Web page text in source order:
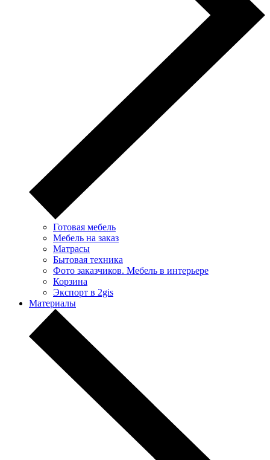
Готовая мебель
Мебель на заказ
Матрасы
Бытовая техника
Фото заказчиков. Мебель в интерьере
Корзина
Экспорт в 2gis
Материалы